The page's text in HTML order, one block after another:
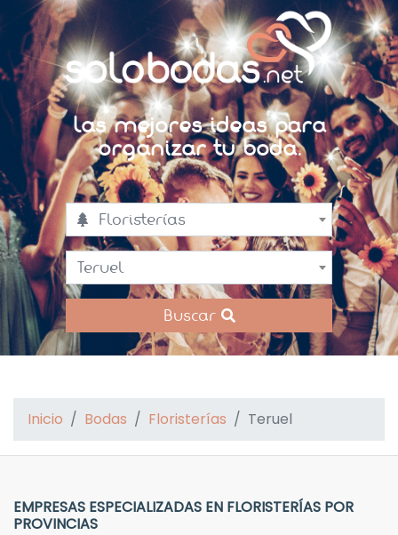
Las mejores ideas para
organizar tu boda.
Floristerías
Teruel
Buscar
Inicio Bodas Floristerías Teruel
EMPRESAS ESPECIALIZADAS EN FLORISTERÍAS POR
PROVINCIAS